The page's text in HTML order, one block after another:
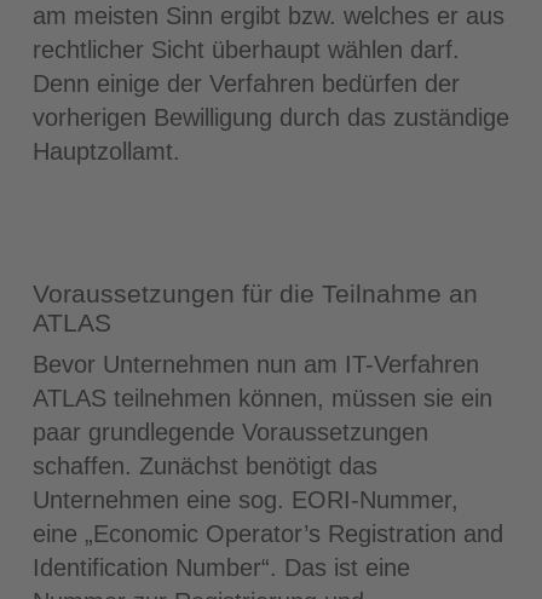
am meisten Sinn ergibt bzw. welches er aus
rechtlicher Sicht überhaupt wählen darf.
Denn einige der Verfahren bedürfen der
vorherigen Bewilligung durch das zuständige
Hauptzollamt.
Voraussetzungen für die Teilnahme an
ATLAS
Bevor Unternehmen nun am IT-Verfahren
ATLAS teilnehmen können, müssen sie ein
paar grundlegende Voraussetzungen
schaffen. Zunächst benötigt das
Unternehmen eine sog. EORI-Nummer,
eine „Economic Operator’s Registration and
Identification Number“. Das ist eine